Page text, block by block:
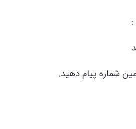
:
شماره پیام دهید.